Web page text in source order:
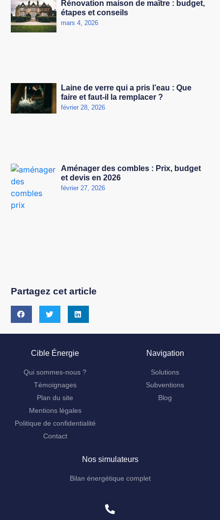
Rénovation maison de maître : budget,
étapes et conseils
mars 4, 2026
Laine de verre qui a pris l’eau : Que
faire et faut-il la remplacer ?
février 28, 2026
Aménager des combles : Prix, budget
et devis en 2026
février 27, 2026
Partagez cet article
Cible Énergie
Qui sommes-nous ?
Témoignages
Plan du site
Mentions légales
Politique de confidentialité
Contact
Navigation
Solutions
Subventions
Blog
Nos simulateurs
Bilan énergétique complet